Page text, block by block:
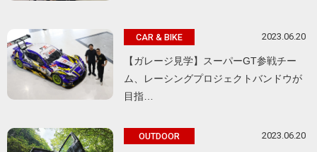
CAR & BIKE 2023.06.20
【ガレージ見学】スーパーGT参戦チー
ム、レーシングプロジェクトバンドウが
目指…
OUTDOOR 2023.06.20